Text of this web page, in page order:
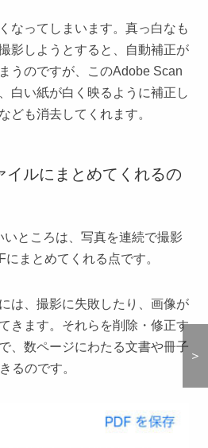
＞
なってしまいます。真っ白なも
影しようとすると、自動補正が
うのですが、このAdobe Scan
白い紙が白く映るように補正し
ども消去してくれます。
イルにまとめてくれるの
いところは、写真を連続で撮影
まとめてくれる点です。
は、撮影に失敗したり、画像が
きます。それらを削除・修正す
、数ページにわたる文書や冊子
るのです。
＞